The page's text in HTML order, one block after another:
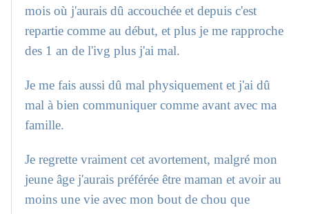
mois où j'aurais dû accouchée et depuis c'est
repartie comme au début, et plus je me rapproche
des 1 an de l'ivg plus j'ai mal.
Je me fais aussi dû mal physiquement et j'ai dû
mal à bien communiquer comme avant avec ma
famille.
Je regrette vraiment cet avortement, malgré mon
jeune âge j'aurais préférée être maman et avoir au
moins une vie avec mon bout de chou que